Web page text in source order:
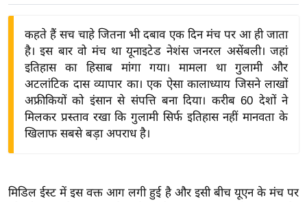
ज़
द्यो
शे
कहते हैं सच चाहे जितना भी दबाव एक दिन मंच पर आ ही जाता
है। इस बार वो मंच था यूनाइटेड नेशंस जनरल असेंबली। जहां
इतिहास का हिसाब मांगा गया। मामला था गुलामी और
अटलांटिक दास व्यापार का। एक ऐसा कालाध्याय जिसने लाखों
अफ्रीकियों को इंसान से संपत्ति बना दिया। करीब 60 देशों ने
मिलकर प्रस्ताव रखा कि गुलामी सिर्फ इतिहास नहीं मानवता के
खिलाफ सबसे बड़ा अपराध है।
मिडिल ईस्ट में इस वक्त आग लगी हुई है और इसी बीच यूएन के मंच पर